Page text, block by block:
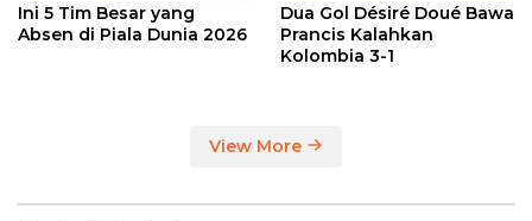
Ini 5 Tim Besar yang
Absen di Piala Dunia 2026
Dua Gol Désiré Doué Bawa
Prancis Kalahkan
Kolombia 3-1
View More